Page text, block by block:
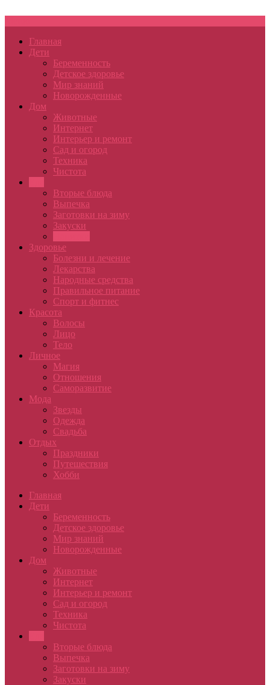
Главная
Дети
Беременность
Детское здоровье
Мир знаний
Новорожденные
Дом
Животные
Интернет
Интерьер и ремонт
Сад и огород
Техника
Чистота
Вторые блюда
Выпечка
Заготовки на зиму
Закуски
Здоровье
Болезни и лечение
Лекарства
Народные средства
Правильное питание
Спорт и фитнес
Красота
Волосы
Лицо
Тело
Личное
Магия
Отношения
Саморазвитие
Мода
Звезды
Одежда
Свадьба
Отдых
Праздники
Путешествия
Хобби
Главная
Дети
Беременность
Детское здоровье
Мир знаний
Новорожденные
Дом
Животные
Интернет
Интерьер и ремонт
Сад и огород
Техника
Чистота
Вторые блюда
Выпечка
Заготовки на зиму
Закуски